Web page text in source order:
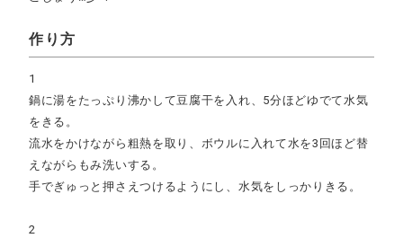
作り方
1
鍋に湯をたっぷり沸かして豆腐干を入れ、5分ほどゆでて水気
をきる。
流水をかけながら粗熱を取り、ボウルに入れて水を3回ほど替
えながらもみ洗いする。
手でぎゅっと押さえつけるようにし、水気をしっかりきる。
2